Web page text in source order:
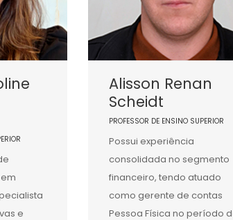
e
Alisson Renan
Scheidt
PROFESSOR DE ENSINO SUPERIOR
Possui experiência
consolidada no segmento
financeiro, tendo atuado
como gerente de contas
Pessoa Física no período